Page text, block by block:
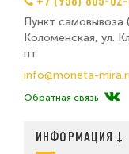
Пункт самовывоза
Коломенская, ул.
пт
info@moneta-
Обратная связь
ИНФОРМАЦИЯ